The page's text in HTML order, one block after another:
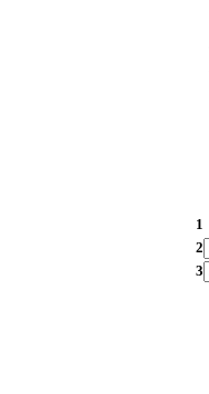
1
2
3